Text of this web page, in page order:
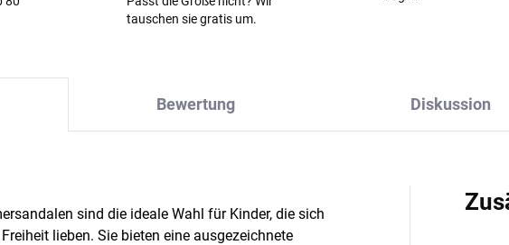
tauschen sie gratis um.
Bewertung Diskussion
sind die ideale Wahl für Kinder, die sich
lieben. Sie bieten eine ausgezeichnete